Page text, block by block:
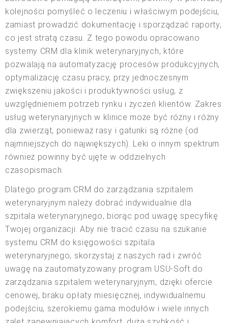
kolejności pomyśleć o leczeniu i właściwym podejściu,
zamiast prowadzić dokumentację i sporządzać raporty,
co jest stratą czasu. Z tego powodu opracowano
systemy CRM dla klinik weterynaryjnych, które
pozwalają na automatyzację procesów produkcyjnych,
optymalizację czasu pracy, przy jednoczesnym
zwiększeniu jakości i produktywności usług, z
uwzględnieniem potrzeb rynku i życzeń klientów. Zakres
usług weterynaryjnych w klinice może być różny i różny
dla zwierząt, ponieważ rasy i gatunki są różne (od
najmniejszych do największych). Leki o innym spektrum
również powinny być ujęte w oddzielnych
czasopismach.
Dlatego program CRM do zarządzania szpitalem
weterynaryjnym należy dobrać indywidualnie dla
szpitala weterynaryjnego, biorąc pod uwagę specyfikę
Twojej organizacji. Aby nie tracić czasu na szukanie
systemu CRM do księgowości szpitala
weterynaryjnego, skorzystaj z naszych rad i zwróć
uwagę na zautomatyzowany program USU-Soft do
zarządzania szpitalem weterynaryjnym, dzięki ofercie
cenowej, braku opłaty miesięcznej, indywidualnemu
podejściu, szerokiemu gama modułów i wiele innych